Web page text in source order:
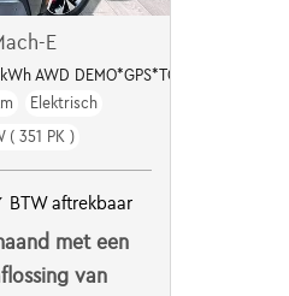
E
AWD DEMO*GPS*TOIT
Elektrisch
( 351 PK )
BTW aftrekbaar
met een
van